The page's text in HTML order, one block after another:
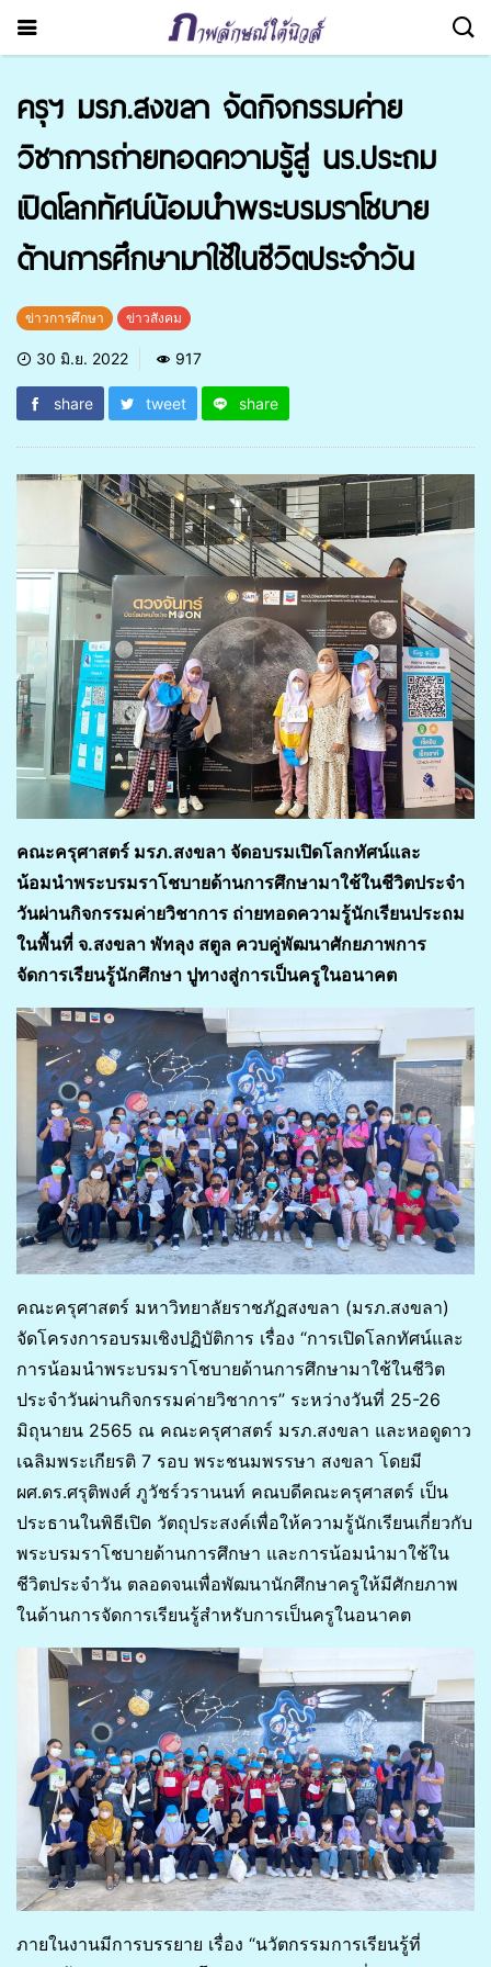
ครุฯ มรภ.สงขลา จัดกิจกรรมค่าย
วิชาการถ่ายทอดความรู้สู่ นร.ประถม
เปิดโลกทัศน์น้อมนำพระบรมราโชบาย
ด้านการศึกษามาใช้ในชีวิตประจำวัน
ข่าวการศึกษา ข่าวสังคม
30 มิ.ย. 2022 917
share tweet share
คณะครุศาสตร์ มรภ.สงขลา จัดอบรมเปิดโลกทัศน์และ
น้อมนำพระบรมราโชบายด้านการศึกษามาใช้ในชีวิตประจำ
วันผ่านกิจกรรมค่ายวิชาการ ถ่ายทอดความรู้นักเรียนประถม
ในพื้นที่ จ.สงขลา พัทลุง สตูล ควบคู่พัฒนาศักยภาพการ
จัดการเรียนรู้นักศึกษา ปูทางสู่การเป็นครูในอนาคต
คณะครุศาสตร์ มหาวิทยาลัยราชภัฏสงขลา (มรภ.สงขลา)
จัดโครงการอบรมเชิงปฏิบัติการ เรื่อง “การเปิดโลกทัศน์และ
การน้อมนำพระบรมราโชบายด้านการศึกษามาใช้ในชีวิต
ประจำวันผ่านกิจกรรมค่ายวิชาการ” ระหว่างวันที่ 25-26
มิถุนายน 2565 ณ คณะครุศาสตร์ มรภ.สงขลา และหอดูดาว
เฉลิมพระเกียรติ 7 รอบ พระชนมพรรษา สงขลา โดยมี
ผศ.ดร.ศรุติพงศ์ ภูวัชร์วรานนท์ คณบดีคณะครุศาสตร์ เป็น
ประธานในพิธีเปิด วัตถุประสงค์เพื่อให้ความรู้นักเรียนเกี่ยวกับ
พระบรมราโชบายด้านการศึกษา และการน้อมนำมาใช้ใน
ชีวิตประจำวัน ตลอดจนเพื่อพัฒนานักศึกษาครูให้มีศักยภาพ
ในด้านการจัดการเรียนรู้สำหรับการเป็นครูในอนาคต
ภายในงานมีการบรรยาย เรื่อง “นวัตกรรมการเรียนรู้ที่